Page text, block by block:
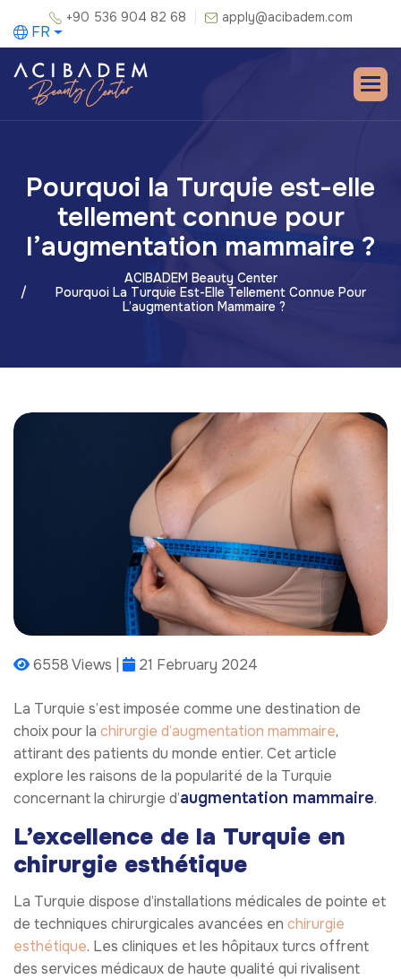
+90 536 904 82 68 apply@acibadem.com
FR
Pourquoi la Turquie est-elle
tellement connue pour
l’augmentation mammaire ?
ACIBADEM Beauty Center
Pourquoi La Turquie Est-Elle Tellement Connue Pour
L’augmentation Mammaire ?
6558 Views | 21 February 2024
La Turquie s’est imposée comme une destination de
choix pour la chirurgie d’augmentation mammaire,
attirant des patients du monde entier. Cet article
explore les raisons de la popularité de la Turquie
concernant la chirurgie d’augmentation mammaire.
L’excellence de la Turquie en
chirurgie esthétique
La Turquie dispose d’installations médicales de pointe et
de techniques chirurgicales avancées en chirurgie
esthétique. Les cliniques et les hôpitaux turcs offrent
des services médicaux de haute qualité qui rivalisent